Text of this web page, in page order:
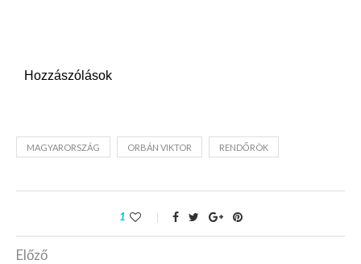
Hozzászólások
MAGYARORSZÁG ORBÁN VIKTOR RENDŐRÖK
1
Előző